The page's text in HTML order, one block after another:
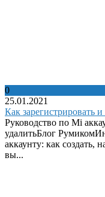
0
25.01.2021
Как зарегистрировать
Руководство по Mi
удалитьБлог
аккаунту: как создать,
вы...